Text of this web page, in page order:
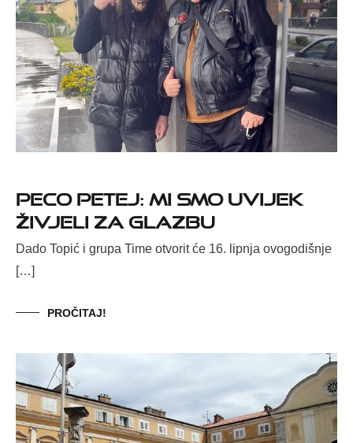
Peco Petej: Mi smo uvijek
živjeli za glazbu
Dado Topić i grupa Time otvorit će 16. lipnja ovogodišnje
[…]
PROČITAJ!